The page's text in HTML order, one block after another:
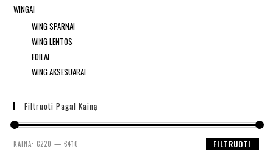
WINGAI
WING SPARNAI
WING LENTOS
FOILAI
WING AKSESUARAI
Filtruoti Pagal Kainą
FILTRUOTI
KAINA:€220 —€410